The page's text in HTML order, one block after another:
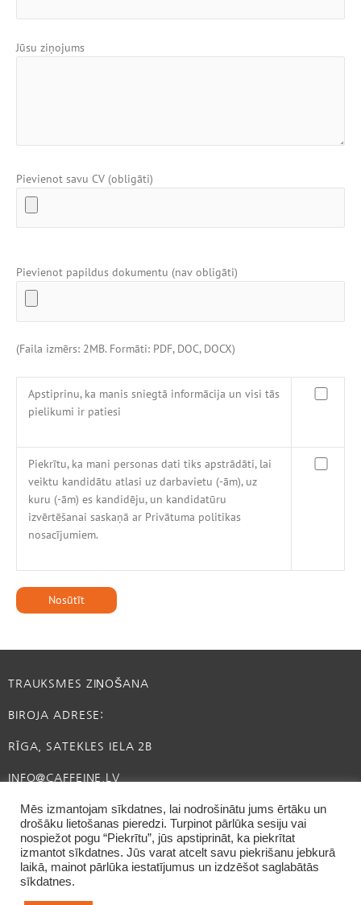
Jūsu ziņojums
Pievienot savu CV (obligāti)
Pievienot papildus dokumentu (nav obligāti)
(Faila izmērs: 2MB. Formāti: PDF, DOC, DOCX)
Apstiprinu, ka manis sniegtā informācija un visi tās
pielikumi ir patiesi
Piekrītu, ka mani personas dati tiks apstrādāti, lai
veiktu kandidātu atlasi uz darbavietu (-ām), uz
kuru (-ām) es kandidēju, un kandidatūru
izvērtēšanai saskaņā ar Privātuma politikas
nosacījumiem.
TRAUKSMES ZIŅOŠANA
BIROJA ADRESE:
RĪGA, SATEKLES IELA 2B
INFO@CAFFEINE.LV
Mēs izmantojam sīkdatnes, lai nodrošinātu jums ērtāku un
drošāku lietošanas pieredzi. Turpinot pārlūka sesiju vai
nospiežot pogu “Piekrītu”, jūs apstiprināt, ka piekrītat
izmantot sīkdatnes. Jūs varat atcelt savu piekrišanu jebkurā
laikā, mainot pārlūka iestatījumus un izdzēšot saglabātās
sīkdatnes.